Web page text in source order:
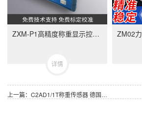
ZXM-P1高精度称重显示控制器-ZXMP1美国中克塞尔品牌称重仪表
详情
上一篇：C2AD1/1T称重传感器 德国HBM通用压向称重传感器